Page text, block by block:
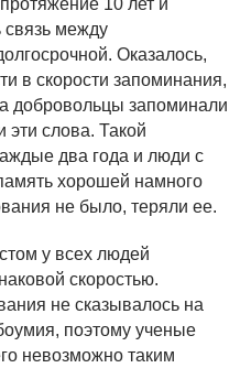
10 лет и
связь между
Оказалось,
в скорости запоминания,
добровольцы запоминали
эти слова. Такой
два года и люди с
хорошей намного
не было, теряли ее.
у всех людей
скоростью.
не сказывалось на
поэтому ученые
невозможно таким